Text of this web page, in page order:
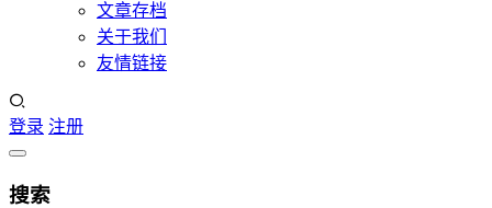
文章存档
关于我们
友情链接
登录 注册
搜索